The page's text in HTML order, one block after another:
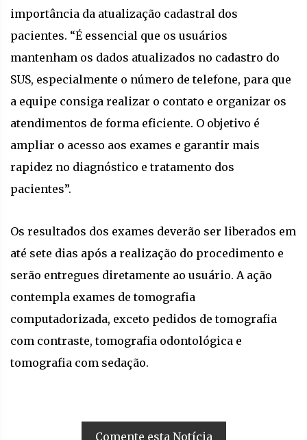
importância da atualização cadastral dos
pacientes. “É essencial que os usuários
mantenham os dados atualizados no cadastro do
SUS, especialmente o número de telefone, para que
a equipe consiga realizar o contato e organizar os
atendimentos de forma eficiente. O objetivo é
ampliar o acesso aos exames e garantir mais
rapidez no diagnóstico e tratamento dos
pacientes”.
Os resultados dos exames deverão ser liberados em
até sete dias após a realização do procedimento e
serão entregues diretamente ao usuário. A ação
contempla exames de tomografia
computadorizada, exceto pedidos de tomografia
com contraste, tomografia odontológica e
tomografia com sedação.
Comente esta Notícia